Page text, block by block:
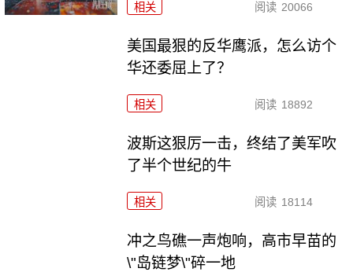
相关 阅读 20066
美国最狠的反华鹰派，怎么访个
华还委屈上了？
相关 阅读 18892
波斯这狠厉一击，终结了美军吹
了半个世纪的牛
相关 阅读 18114
冲之鸟礁一声炮响，高市早苗的
\"岛链梦\"碎一地